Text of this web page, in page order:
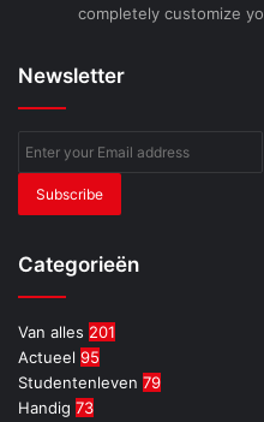
completely customize
Newsletter
Enter
Email
address
Categorieën
Van alles 201
Actueel 95
Studentenleven 79
Handig 73